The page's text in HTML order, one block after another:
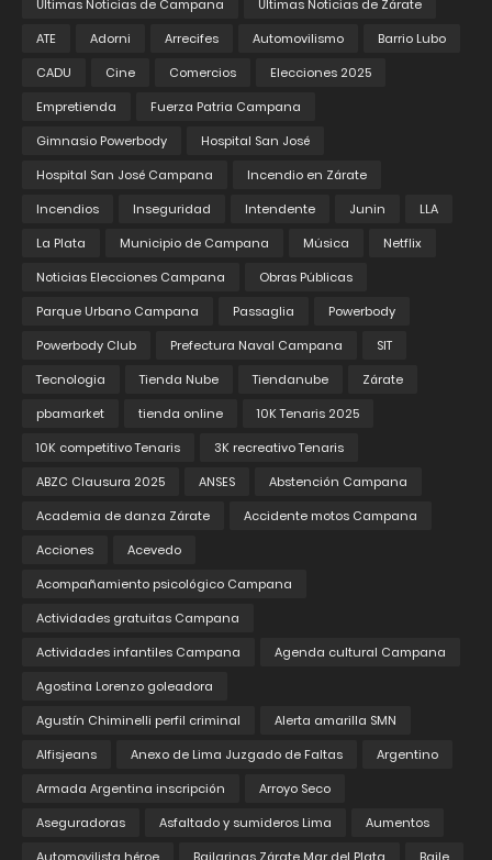
Últimas Noticias de Campana
Últimas Noticias de Zárate
ATE
Adorni Arrecifes Automovilismo
Barrio Lubo
CADU
Cine Comercios
Elecciones 2025
Empretienda
Fuerza Patria Campana
Gimnasio Powerbody
Hospital San José
Hospital San José Campana
Incendio en Zárate
Incendios
Inseguridad Intendente Junin
LLA
La Plata
Municipio de Campana Música
Netflix
Noticias Elecciones Campana
Obras Públicas
Parque Urbano Campana
Passaglia
Powerbody
Powerbody Club
Prefectura Naval Campana
SIT
Tecnologia
Tienda Nube Tiendanube
Zárate
pbamarket
tienda online
10K Tenaris 2025
10K competitivo Tenaris
3K recreativo Tenaris
ABZC Clausura 2025
ANSES
Abstención Campana
Academia de danza Zárate
Accidente motos Campana
Acciones
Acevedo
Acompañamiento psicológico Campana
Actividades gratuitas Campana
Actividades infantiles Campana
Agenda cultural Campana
Agostina Lorenzo goleadora
Agustín Chiminelli perfil criminal
Alerta amarilla SMN
Alfisjeans
Anexo de Lima Juzgado de Faltas
Argentino
Armada Argentina inscripción
Arroyo Seco
Aseguradoras
Asfaltado y sumideros Lima
Aumentos